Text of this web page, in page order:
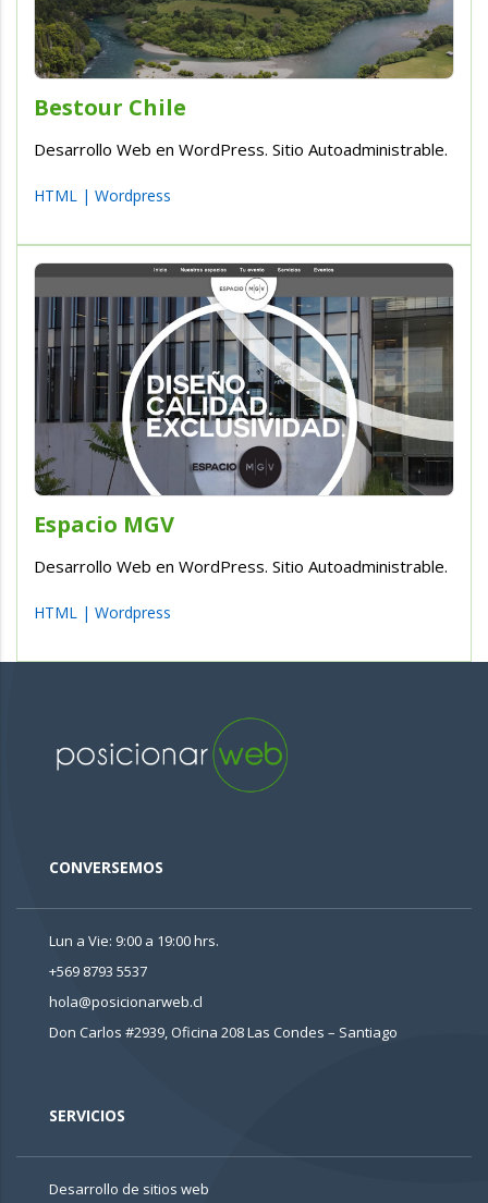
Bestour Chile
Desarrollo Web en WordPress. Sitio Autoadministrable.
HTML | Wordpress
Espacio MGV
Desarrollo Web en WordPress. Sitio Autoadministrable.
HTML | Wordpress
CONVERSEMOS
Lun a Vie: 9:00 a 19:00 hrs.
+569 8793 5537
hola@posicionarweb.cl
Don Carlos #2939, Oficina 208Las Condes – Santiago
SERVICIOS
Desarrollo de sitios web